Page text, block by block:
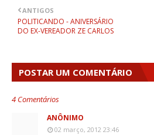
ANTIGOS
POLITICANDO - ANIVERSÁRIO
DO EX-VEREADOR ZE CARLOS
POSTAR UM COMENTÁRIO
4 Comentários
ANÔNIMO
02 março, 2012 23:46